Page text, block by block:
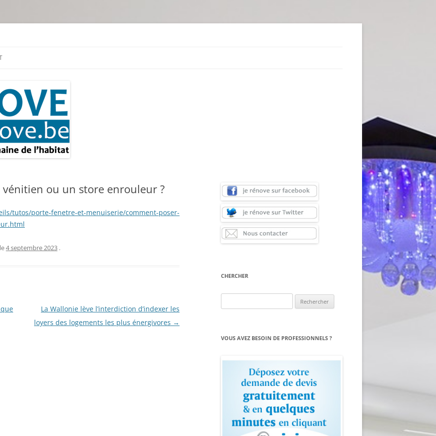
ou un store enrouleur ?
tutos/porte-fenetre-et-menuiserie/comment-poser-
le4 septembre 2023 .
La Wallonie lève l’interdiction d’indexer les
loyers des logements les plus énergivores →
CHERCHER
VOUS AVEZ BESOIN DE PROFESSIONNELS ?